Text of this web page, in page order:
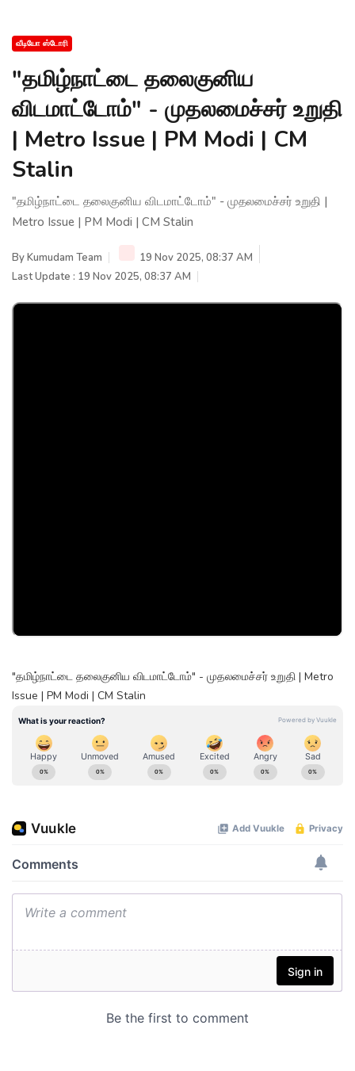
வீடியோ ஸ்டோரி
"தமிழ்நாட்டை தலைகுனிய
விடமாட்டோம்" - முதலமைச்சர் உறுதி
| Metro Issue | PM Modi | CM
Stalin
"தமிழ்நாட்டை தலைகுனிய விடமாட்டோம்" - முதலமைச்சர் உறுதி |
Metro Issue | PM Modi | CM Stalin
ByKumudam Team
19 Nov 2025, 08:37 AM
Last Update : 19 Nov 2025, 08:37 AM
"தமிழ்நாட்டை தலைகுனிய விடமாட்டோம்" - முதலமைச்சர் உறுதி | Metro
Issue | PM Modi | CM Stalin